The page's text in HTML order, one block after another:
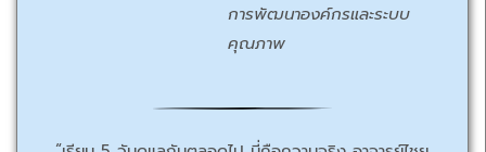
การพัฒนาองค์กรและระบบ
คุณภาพ